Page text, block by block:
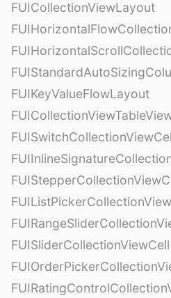
FUICollectionViewLayout
FUIKeyValueFlowLayout
FUISliderCollectionViewCell